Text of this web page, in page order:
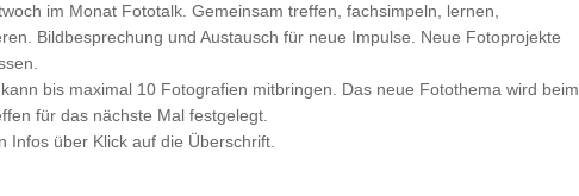
im Monat Fototalk. Gemeinsam treffen, fachsimpeln, lernen,
Bildbesprechung und Austausch für neue Impulse. Neue Fotoprojekte
bis maximal 10 Fotografien mitbringen. Das neue Fotothema wird beim
für das nächste Mal festgelegt.
Infos über Klick auf die Überschrift.